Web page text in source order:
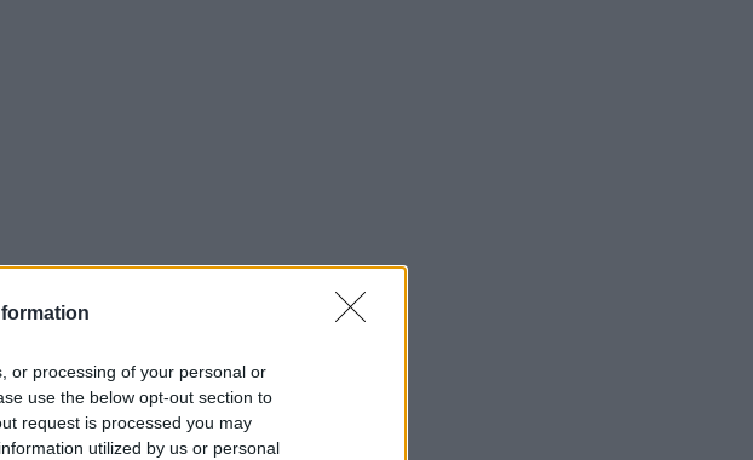
or processing of your personal or
use the below opt-out section to
request is processed you may
utilized by us or personal